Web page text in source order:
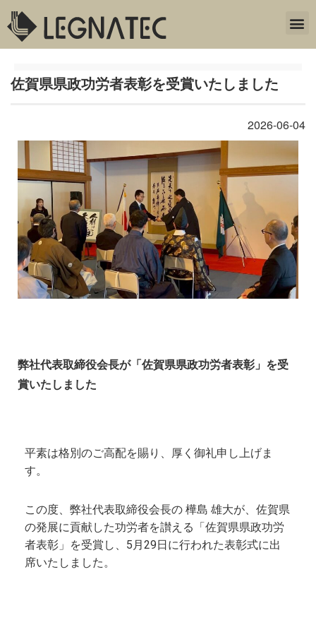
佐賀県県政功労者表彰を受賞いたしました
2026-06-04
弊社代表取締役会長が「佐賀県県政功労者表彰」を受
賞いたしました
平素は格別のご高配を賜り、厚く御礼申し上げま
す。
この度、弊社代表取締役会長の 樺島 雄大が、佐賀県
の発展に貢献した功労者を讃える「佐賀県県政功労
者表彰」を受賞し、5月29日に行われた表彰式に出
席いたしました。